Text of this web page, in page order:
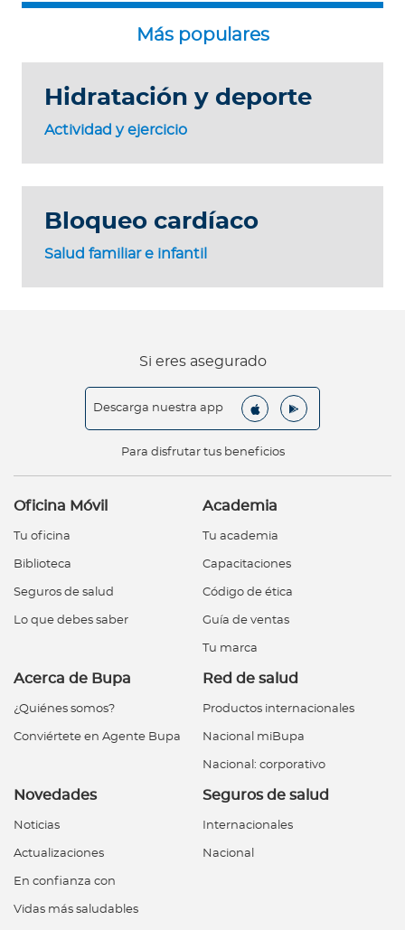
Actividad y ejercicio
Hidratación y deporte
Salud familiar e infantil
Bloqueo cardíaco
Si eres asegurado
Descarga nuestra app
Para disfrutar tus beneficios
Oficina Móvil
Tu oficina
Biblioteca
Seguros de salud
Lo que debes saber
Academia
Tu academia
Capacitaciones
Código de ética
Guía de ventas
Tu marca
Acerca de Bupa
¿Quiénes somos?
Conviértete en Agente Bupa
Red de salud
Productos internacionales
Nacional miBupa
Nacional: corporativo
Novedades
Noticias
Actualizaciones
En confianza con
Vidas más saludables
Seguros de salud
Internacionales
Nacional